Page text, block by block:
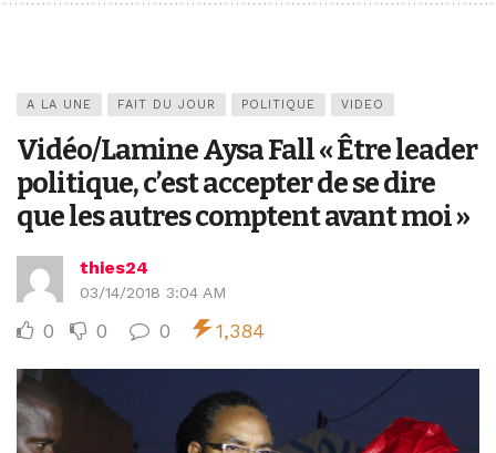
A LA UNE FAIT DU JOUR POLITIQUE VIDEO
Vidéo/Lamine Aysa Fall « Être leader
politique, c’est accepter de se dire
que les autres comptent avant moi »
thies24
03/14/2018 3:04 AM
0 0 0 1,384